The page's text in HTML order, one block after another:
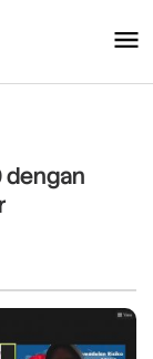
dengan